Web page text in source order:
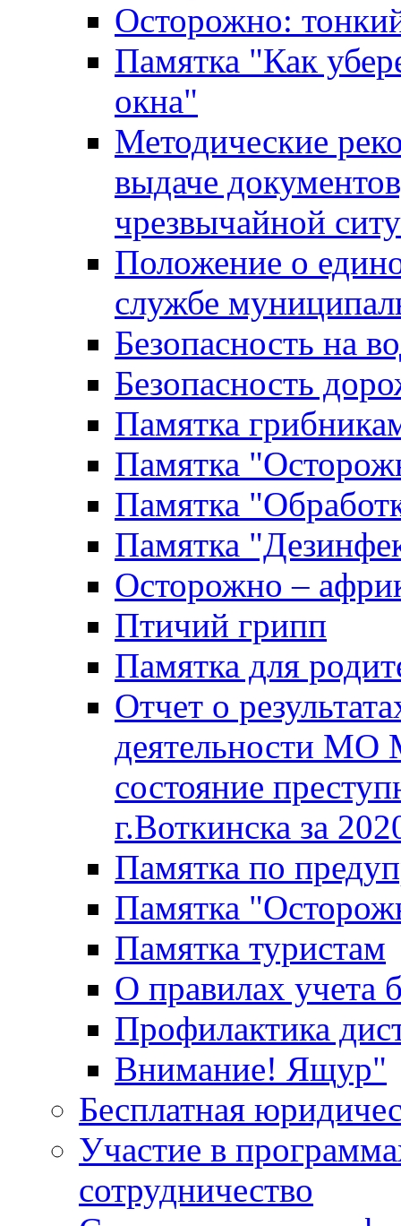
Осторожно:
Памятка "Как
окна"
Методические
выдаче
чрезвычайной
Положение о
службе
Безопасность на
Безопасность
Памятка
Памятка
Памятка
Памятка
Осторожно –
Птичий грипп
Памятка для
Отчет о
деятельности МО
состояние
г.Воткинска за
Памятка по
Памятка
Памятка туристам
О правилах учета
Профилактика
Внимание! Ящур"
Бесплатная
Участие в
сотрудничество